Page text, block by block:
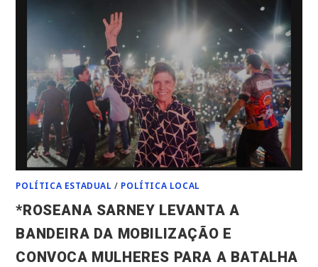
PAVÃO
TRANSFORMA
VILA
NOVA
COM
OBRAS
QUE
MUDAM
A
VIDA
DA
POPULAÇÃO*
POLÍTICA ESTADUAL / POLÍTICA LOCAL
*ROSEANA SARNEY LEVANTA A
BANDEIRA DA MOBILIZAÇÃO E
CONVOCA MULHERES PARA A BATALHA